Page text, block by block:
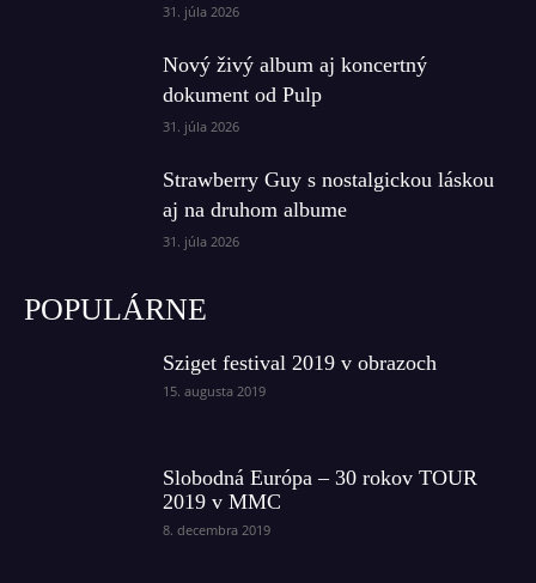
31. júla 2026
Nový živý album aj koncertný
dokument od Pulp
31. júla 2026
Strawberry Guy s nostalgickou láskou
aj na druhom albume
31. júla 2026
POPULÁRNE
Sziget festival 2019 v obrazoch
15. augusta 2019
Slobodná Európa – 30 rokov TOUR
2019 v MMC
8. decembra 2019